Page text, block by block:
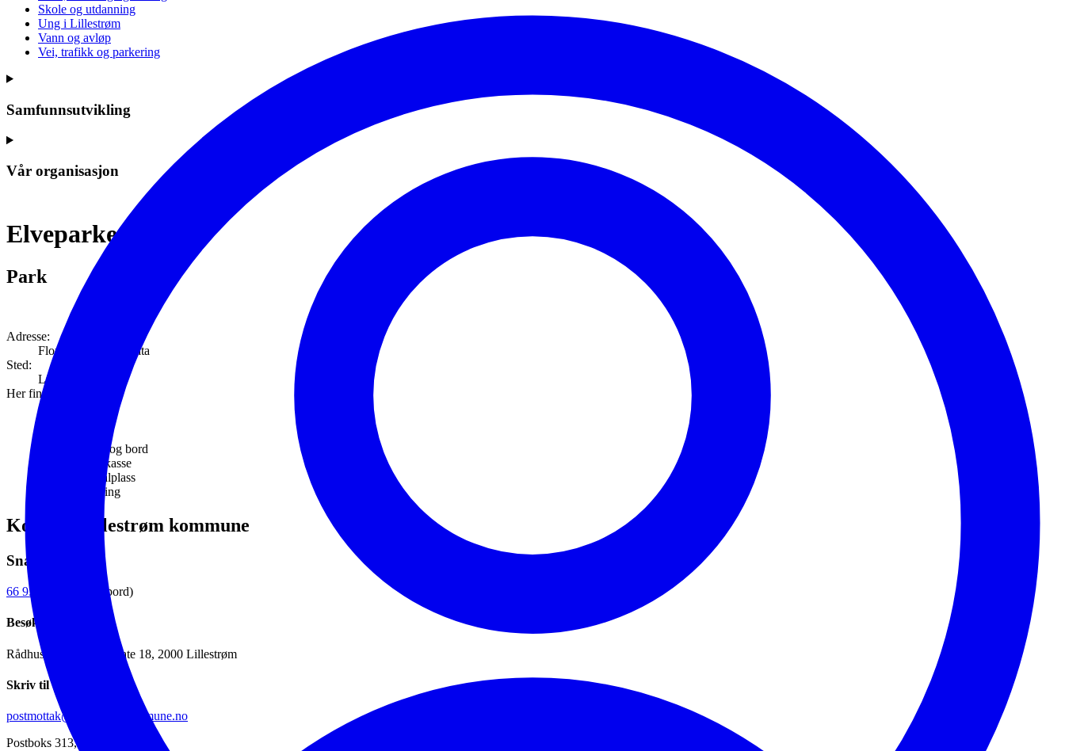
Skole og utdanning
Ung i Lillestrøm
Vann og avløp
Vei, trafikk og parkering
Samfunnsutvikling
Vår organisasjon
Elveparken
Park
Adresse:
Flomvollen/Depotgata
Sted:
Lillestrøm
Her finner du:
Benker og bord
Søppelkasse
Grill/bålplass
Belysning
Kontakt Lillestrøm kommune
Snakk med oss
66 93 80 00 (sentralbord)
Besøk oss
Rådhuset, Jonas Lies gate 18, 2000 Lillestrøm
Skriv til oss
postmottak@lillestrom.kommune.no
Postboks 313, 2001 Lillestrøm